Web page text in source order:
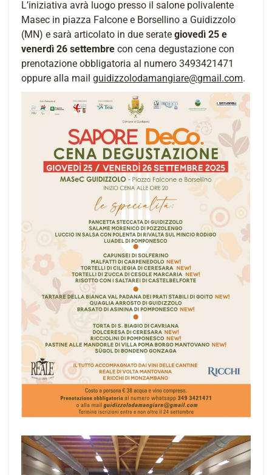
L’iniziativa avrà luogo presso il salone polivalente
Masec in piazza Falcone e Borsellino a Guidizzolo
(MN) e sarà articolato in due serate giovedì 25 e
venerdì 26 settembre con cena degustazione con
prenotazione obbligatoria al numero 3493421471
oppure alla mail guidizzolodamangiare@gmail.com.